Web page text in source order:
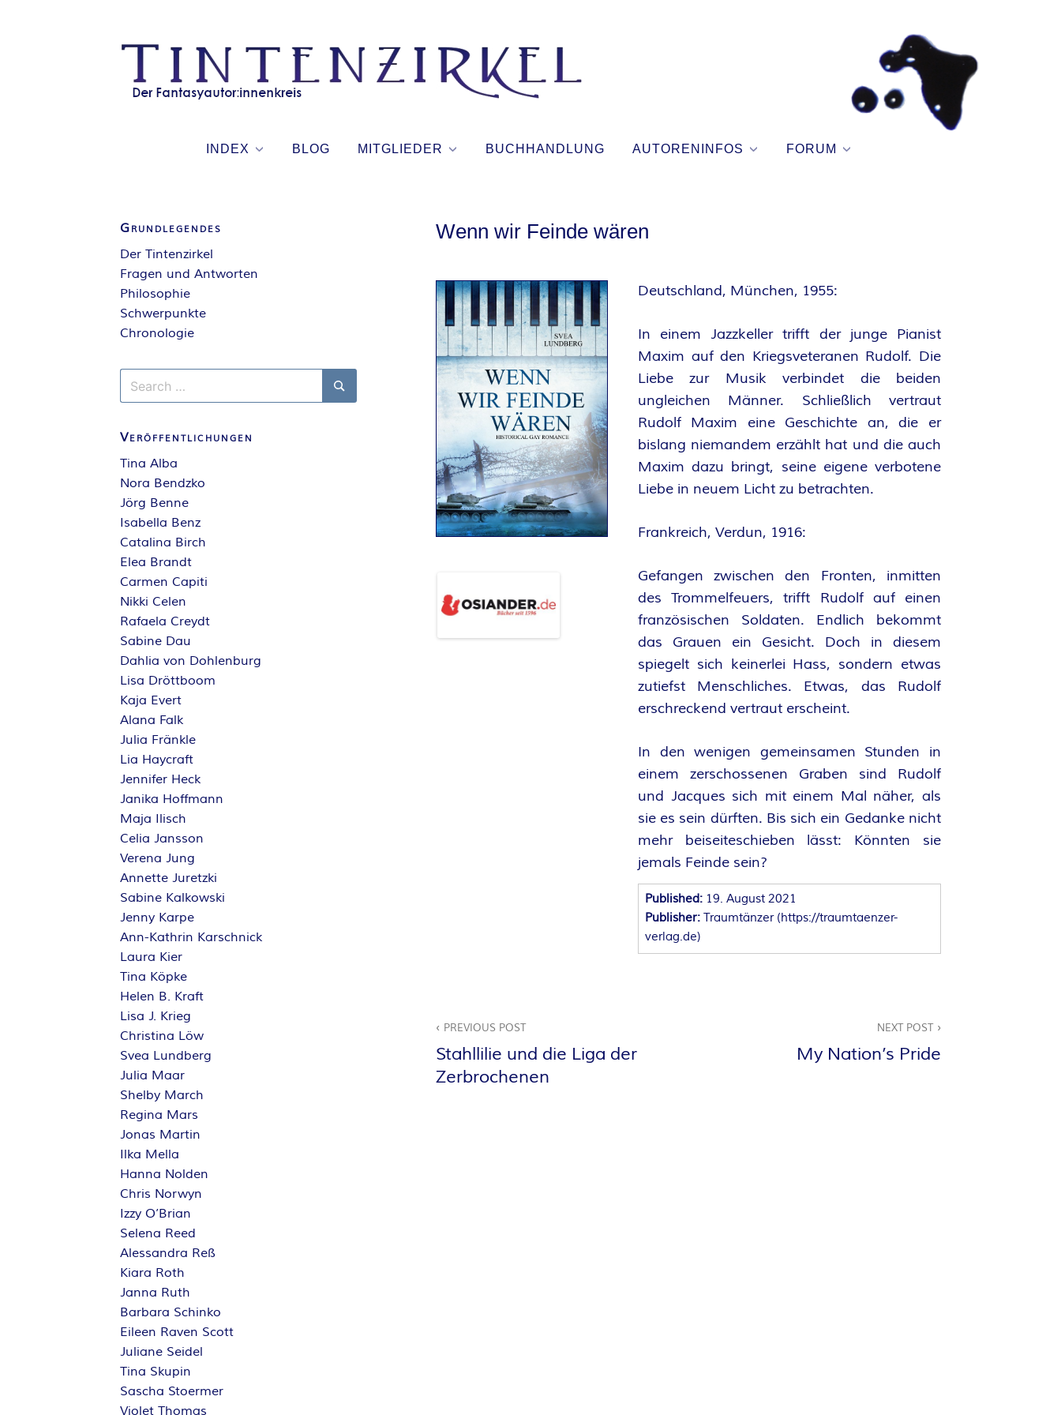
N
E
N
Z
I
R
K
E
L
–
T
O
INDEX BLOG MITGLIEDER BUCHHANDLUNG AUTORENINFOS FORUM
Wenn wir Feinde wären
Deutschland, München, 1955:
In einem Jazzkeller trifft der junge Pianist
Maxim auf den Kriegsveteranen Rudolf. Die
Liebe zur Musik verbindet die beiden
ungleichen Männer. Schließlich vertraut
Rudolf Maxim eine Geschichte an, die er
bislang niemandem erzählt hat und die auch
Maxim dazu bringt, seine eigene verbotene
Liebe in neuem Licht zu betrachten.
Frankreich, Verdun, 1916:
Gefangen zwischen den Fronten, inmitten
des Trommelfeuers, trifft Rudolf auf einen
französischen Soldaten. Endlich bekommt
das Grauen ein Gesicht. Doch in diesem
spiegelt sich keinerlei Hass, sondern etwas
zutiefst Menschliches. Etwas, das Rudolf
erschreckend vertraut erscheint.
In den wenigen gemeinsamen Stunden in
einem zerschossenen Graben sind Rudolf
und Jacques sich mit einem Mal näher, als
sie es sein dürften. Bis sich ein Gedanke nicht
mehr beiseiteschieben lässt: Könnten sie
jemals Feinde sein?
Published: 19. August 2021
Publisher: Traumtänzer(https://traumtaenzer-
verlag.de)
PREVIOUS POST
Stahllilie und die Liga der
Zerbrochenen
NEXT POST
My Nation’s Pride
Grundlegendes
Der Tintenzirkel
Fragen und Antworten
Philosophie
Schwerpunkte
Chronologie
Search
for:
Search
Veröffentlichungen
Tina Alba
Nora Bendzko
Jörg Benne
Isabella Benz
Catalina Birch
Elea Brandt
Carmen Capiti
Nikki Celen
Rafaela Creydt
Sabine Dau
Dahlia von Dohlenburg
Lisa Dröttboom
Kaja Evert
Alana Falk
Julia Fränkle
Lia Haycraft
Jennifer Heck
Janika Hoffmann
Maja Ilisch
Celia Jansson
Verena Jung
Annette Juretzki
Sabine Kalkowski
Jenny Karpe
Ann-Kathrin Karschnick
Laura Kier
Tina Köpke
Helen B. Kraft
Lisa J. Krieg
Christina Löw
Svea Lundberg
Julia Maar
Shelby March
Regina Mars
Jonas Martin
Ilka Mella
Hanna Nolden
Chris Norwyn
Izzy O’Brian
Selena Reed
Alessandra Reß
Kiara Roth
Janna Ruth
Barbara Schinko
Eileen Raven Scott
Juliane Seidel
Tina Skupin
Sascha Stoermer
Violet Thomas